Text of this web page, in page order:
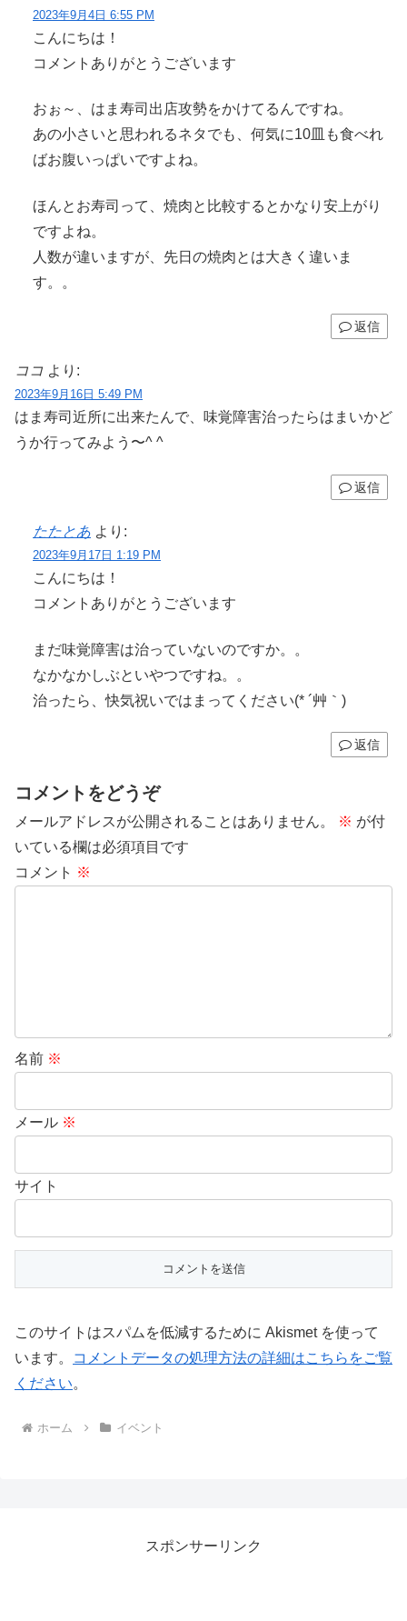
2023年9月4日 6:55 PM
こんにちは！
コメントありがとうございます
おぉ～、はま寿司出店攻勢をかけてるんですね。
あの小さいと思われるネタでも、何気に10皿も食べれ
ばお腹いっぱいですよね。
ほんとお寿司って、焼肉と比較するとかなり安上がり
ですよね。
人数が違いますが、先日の焼肉とは大きく違いま
す。。
返信
ココ より:
2023年9月16日 5:49 PM
はま寿司近所に出来たんで、味覚障害治ったらはまいかど
うか行ってみよう〜^ ^
返信
たたとあ より:
2023年9月17日 1:19 PM
こんにちは！
コメントありがとうございます
まだ味覚障害は治っていないのですか。。
なかなかしぶといやつですね。。
治ったら、快気祝いではまってください(* ´艸｀)
返信
コメントをどうぞ
メールアドレスが公開されることはありません。 ※ が付
いている欄は必須項目です
コメント ※
名前 ※
メール ※
サイト
このサイトはスパムを低減するために Akismet を使って
います。
コメントデータの処理方法の詳細はこちらをご覧
ください。
ホーム イベント
スポンサーリンク